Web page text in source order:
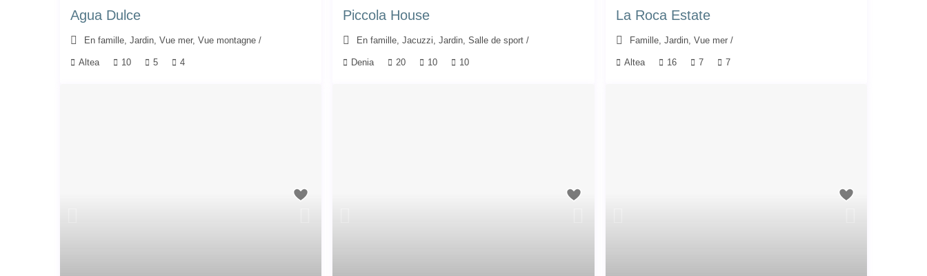
Agua Dulce
En famille, Jardin, Vue mer, Vue montagne /
Altea 10 5 4
Piccola House
En famille,Jacuzzi,Jardin,Salle de sport /
Denia 20 10 10
La Roca Estate
Famille, Jardin, Vue mer/
Altea 16 7 7